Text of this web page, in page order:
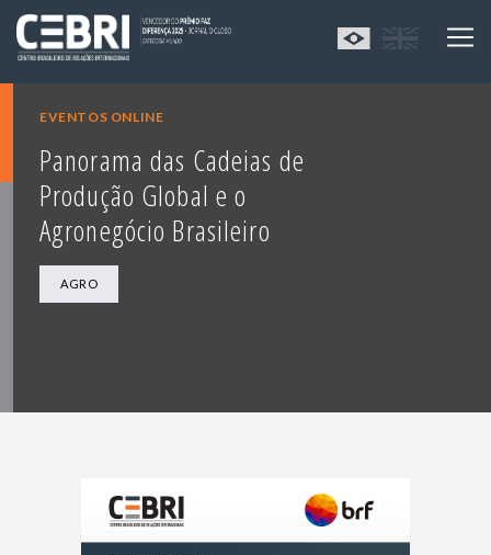
EVENTOS ONLINE
Panorama das Cadeias de
Produção Global e o
Agronegócio Brasileiro
AGRO